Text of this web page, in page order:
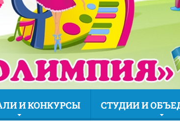
И КОНКУРСЫ СТУДИИ И